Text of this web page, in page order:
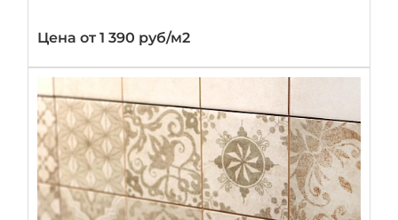
Цена от 1 390 руб/м2